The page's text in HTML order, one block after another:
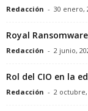
Redacción - 30 enero,
Royal
Redacción - 2 junio,
Rol del CIO en la
Redacción - 2 octubre,